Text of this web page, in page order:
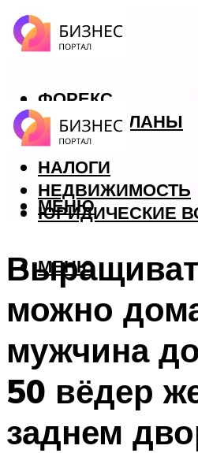
ФОРЕКС
БИЗНЕС ПЛАНЫ
КРЕДИТЫ
НАЛОГИ
НЕДВИЖИМОСТЬ
ЮРИДИЧЕСКИЕ
МЕНЮ
МЕНЮ
можно
мужчина
50 вёдер
заднем